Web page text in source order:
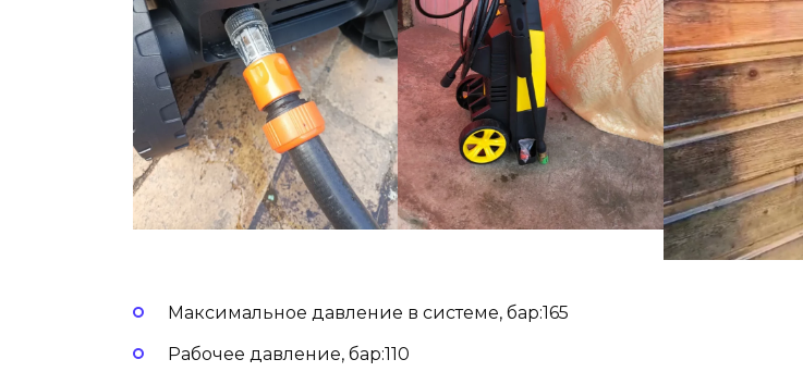
Максимальное давление в системе, бар:165
Рабочее давление, бар:110